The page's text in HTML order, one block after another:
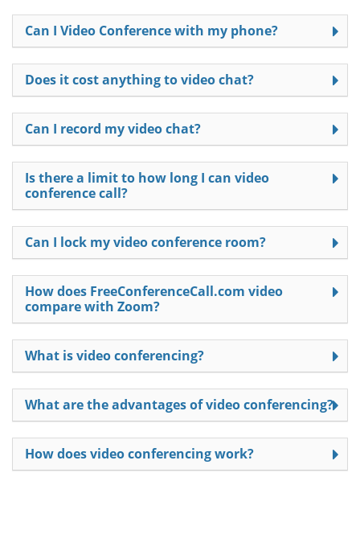
Can I Video Conference with my phone?
Does it cost anything to video chat?
Can I record my video chat?
Is there a limit to how long I can video
conference call?
Can I lock my video conference room?
How does FreeConferenceCall.com video
compare with Zoom?
What is video conferencing?
What are the advantages of video conferencing?
How does video conferencing work?